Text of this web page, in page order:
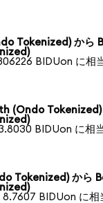
Tokenized) から
BIDUon に相
(Ondo Tokenized)
BIDUon に相
Tokenized) から
8.7607 BIDUon に相